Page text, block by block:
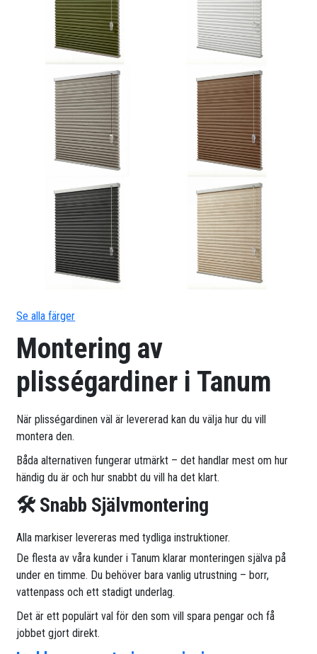
Se alla färger
Montering av
plisségardiner i Tanum
När plisségardinen väl är levererad kan du välja hur du vill
montera den.
Båda alternativen fungerar utmärkt – det handlar mest om hur
händig du är och hur snabbt du vill ha det klart.
🛠 Snabb Självmontering
Alla markiser levereras med tydliga instruktioner.
De flesta av våra kunder i Tanum klarar monteringen själva på
under en timme. Du behöver bara vanlig utrustning – borr,
vattenpass och ett stadigt underlag.
Det är ett populärt val för den som vill spara pengar och få
jobbet gjort direkt.